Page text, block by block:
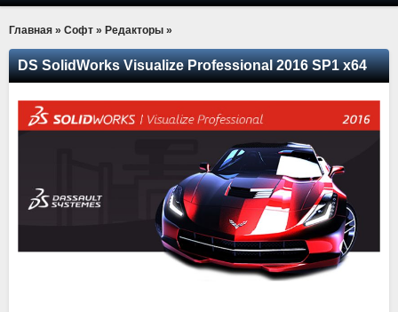
Главная » Софт » Редакторы »
DS SolidWorks Visualize Professional 2016 SP1 x64